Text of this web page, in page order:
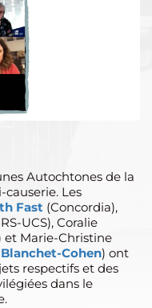
Autochtones de la
Les
Fast (Concordia),
UCS), Coralie
et Marie-Christine
Cohen) ont
respectifs et des
dans le